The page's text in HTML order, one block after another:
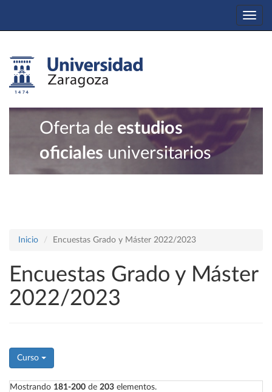
Oferta de estudios
oficiales universitarios
Inicio Encuestas Grado y Máster 2022/2023
Encuestas Grado y Máster
2022/2023
Curso
Mostrando 181-200 de 203 elementos.